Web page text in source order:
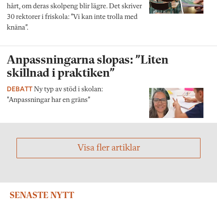
hårt, om deras skolpeng blir lägre. Det skriver
30 rektorer i friskola: ”Vi kan inte trolla med
knäna”.
Anpassningarna slopas: ”Liten
skillnad i praktiken”
DEBATT Ny typ av stöd i skolan:
"Anpassningar har en gräns”
Visa fler artiklar
SENASTE NYTT